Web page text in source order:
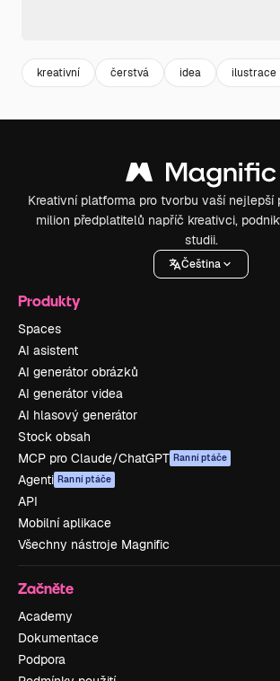
kreativní čerstvá idea ilustrace
Kreativní platforma pro tvorbu vaší nejlepší
milion předplatitelů napříč kreativci,
studii.
Čeština
Produkty
Spaces
AI asistent
AI generátor obrázků
AI generátor videa
AI hlasový generátor
Stock obsah
MCP pro Claude/ChatGPT Ranní ptáče
Agenti Ranní ptáče
API
Mobilní aplikace
Všechny nástroje Magnific
Začněte
Academy
Dokumentace
Podpora